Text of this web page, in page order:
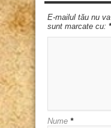
E-mailul tău nu
sunt marcate cu: *
Nume *